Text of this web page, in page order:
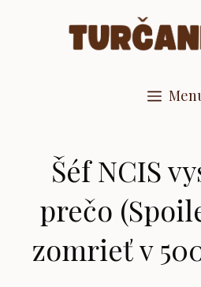
Šéf NCIS
prečo
zomrieť v